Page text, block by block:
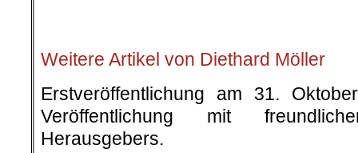
Weitere Artikel von Diethard Möller
Erstveröffentlichung am 31.
Veröffentlichung mit
Herausgebers.